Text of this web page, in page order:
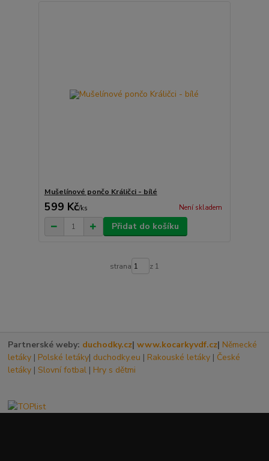
Mušelínové pončo Králičci - bílé
599 Kč/ks Není skladem
Přidat do košíku
strana z 1
Partnerské weby: duchodky.cz|www.kocarkyvdf.cz| Německé
letáky | Polské letáky| duchodky.eu | Rakouské letáky | České
letáky | Slovní fotbal | Hry s dětmi